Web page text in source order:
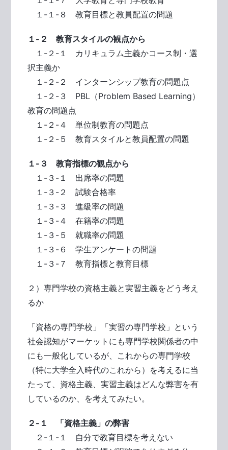
１-１-８ 教育目標と教員配置の問題
１-２ 教育スタイルの観点から
１-２-１ カリキュラム主義かコース制・選
択主義か
１-２-２ インターンシップ教育の問題点
１-２-３ PBL（Problem Based Learning）
教育の問題点
１-２-４ 単位制教育の問題点
１-２-５ 教育スタイルと教員配置の問題
１-３ 教育指標の観点から
１-３-１ 出席率の問題
１-３-２ 試験合格率
１-３-３ 進級率の問題
１-３-４ 在籍率の問題
１-３-５ 就職率の問題
１-３-６ 学生アンケートの問題
１-３-７ 教育指標と教育目標
２）専門学校の資格主義と実習主義をどう考え
るか
「資格の専門学校」「実習の専門学校」という
社会認知がマーケットにも専門学校関係者の中
にも一般化しているが、これからの専門学校
（特に大学全入時代のこれから）を考えるに当
たって、資格主義、実習主義はどんな弊害を有
しているのか、を考えてみたい。
２-１ 「資格主義」の弊害
２-１-１ 自分で教育目標を考えない